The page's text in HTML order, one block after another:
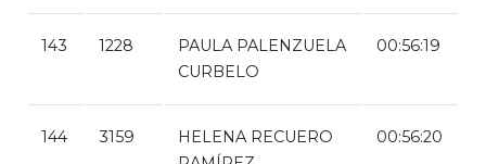
143 1228
PAULA PALENZUELA
CURBELO
00:56:19
144 3159
HELENA RECUERO
00:56:20